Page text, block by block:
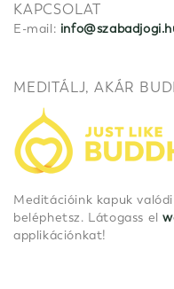
KAPCSOLAT
E-mail:
MEDITÁLJ, AKÁR
Meditációink kapuk
beléphetsz. Látogass el
applikációnkat!